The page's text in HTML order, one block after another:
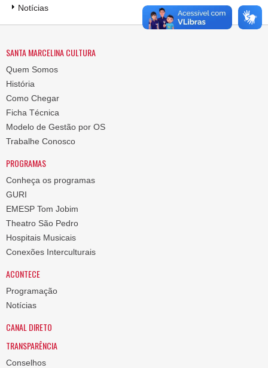
Notícias
SANTA MARCELINA CULTURA
Quem Somos
História
Como Chegar
Ficha Técnica
Modelo de Gestão por OS
Trabalhe Conosco
PROGRAMAS
Conheça os programas
GURI
EMESP Tom Jobim
Theatro São Pedro
Hospitais Musicais
Conexões Interculturais
ACONTECE
Programação
Notícias
CANAL DIRETO
TRANSPARÊNCIA
Conselhos